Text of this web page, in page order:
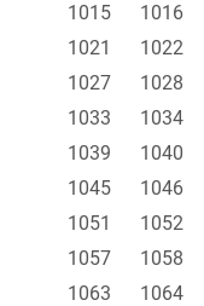
1015
1016
1021
1022
1027
1028
1033
1034
1039
1040
1045
1046
1051
1052
1057
1058
1063
1064